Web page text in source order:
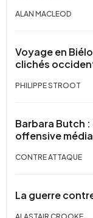
ALAN MACLEOD
Voyage en
clichés
PHILIPPE STROOT
Barbara Butch
offensive
CONTRE ATTAQUE
La guerre